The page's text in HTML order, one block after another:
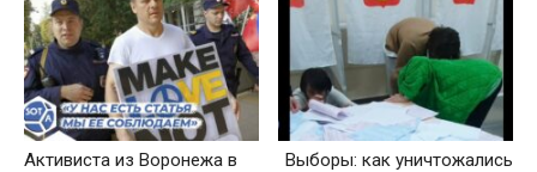
Активиста из Воронежа в
Выборы: как уничтожались